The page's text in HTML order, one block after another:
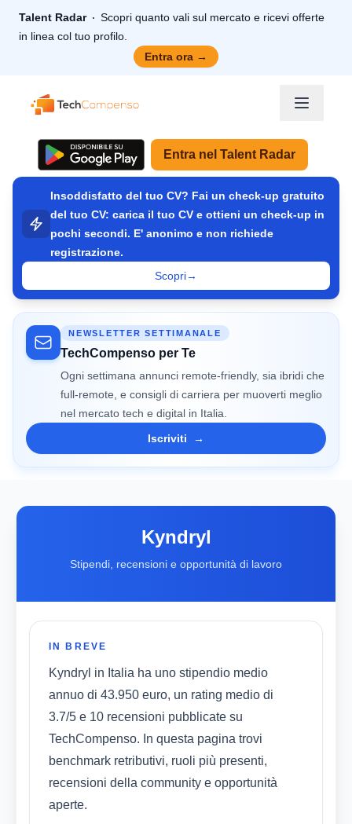
Talent Radar
Scopri quanto vali sul mercato e ricevi offerte
in linea col tuo profilo.
Entra ora →
TechCompenso
Entra nel Talent Radar
Insoddisfatto del tuo CV? Fai un check-up gratuito
del tuo CV: carica il tuo CV e ottieni un check-up in
pochi secondi. E' anonimo e non richiede
registrazione.
Scopri→
NEWSLETTER SETTIMANALE
TechCompenso per Te
Ogni settimana annunci remote-friendly, sia ibridi che
full-remote, e consigli di carriera per muoverti meglio
nel mercato tech e digital in Italia.
Iscriviti
→
Kyndryl
Stipendi, recensioni e opportunità di lavoro
IN BREVE
Kyndryl in Italia ha uno stipendio medio
annuo di 43.950 euro, un rating medio di
3.7/5 e 10 recensioni pubblicate su
TechCompenso. In questa pagina trovi
benchmark retributivi, ruoli più presenti,
recensioni della community e opportunità
aperte.